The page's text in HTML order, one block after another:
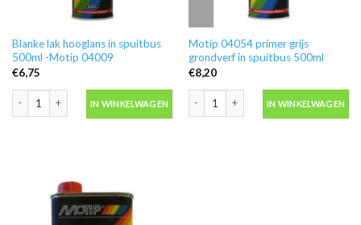
Blanke lak hooglans in spuitbus
500ml -Motip 04009
€6,75
IN WINKELWAGEN
Motip 04054 primer grijs
grondverf in spuitbus 500ml
€8,20
IN WINKELWAGEN